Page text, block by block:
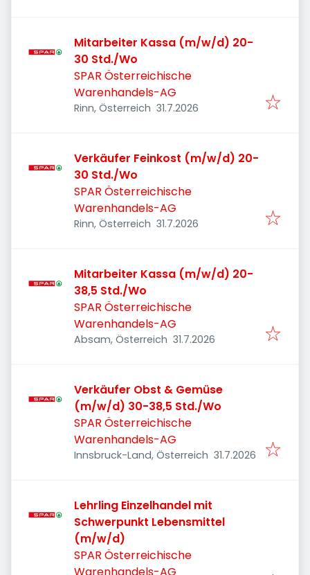
Mitarbeiter Kassa (m/w/d) 20-
30 Std./Wo
SPAR Österreichische
Warenhandels-AG
Rinn, Österreich Veröffentlicht
31.7.2026
Verkäufer Feinkost (m/w/d) 20-
30 Std./Wo
SPAR Österreichische
Warenhandels-AG
Rinn, Österreich Veröffentlicht
31.7.2026
Mitarbeiter Kassa (m/w/d) 20-
38,5 Std./Wo
SPAR Österreichische
Warenhandels-AG
Absam, Österreich Veröffentlicht
31.7.2026
Verkäufer Obst & Gemüse
(m/w/d) 30-38,5 Std./Wo
SPAR Österreichische
Warenhandels-AG
Innsbruck-Land, Österreich Veröffentlicht
31.7.2026
Lehrling Einzelhandel mit
Schwerpunkt Lebensmittel
(m/w/d)
SPAR Österreichische